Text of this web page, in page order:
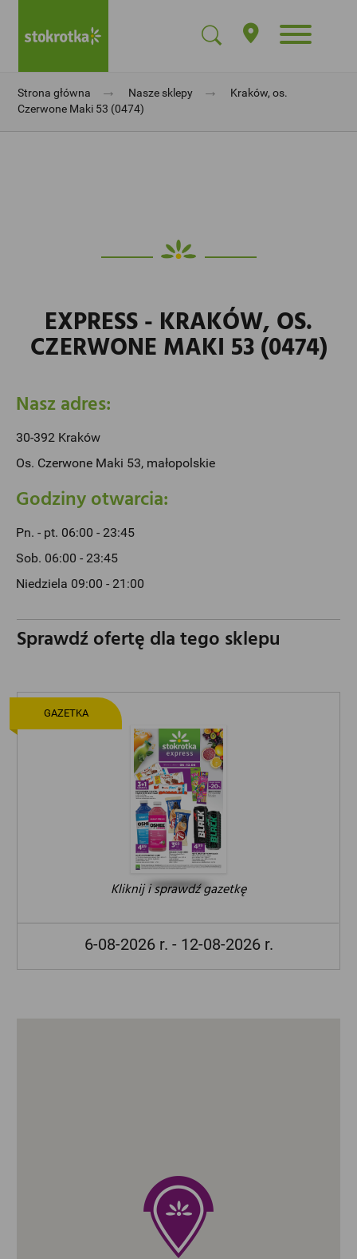
Strona główna → Nasze sklepy →
Kraków, os.
Czerwone Maki 53 (0474)
EXPRESS - KRAKÓW, OS.
CZERWONE MAKI 53 (0474)
Nasz adres:
30-392 Kraków
Os. Czerwone Maki 53, małopolskie
Godziny otwarcia:
Pn. - pt. 06:00 - 23:45
Sob. 06:00 - 23:45
Niedziela 09:00 - 21:00
Sprawdź ofertę dla tego sklepu
Kliknij i sprawdź gazetkę
6-08-2026 r. - 12-08-2026 r.
GAZETKA